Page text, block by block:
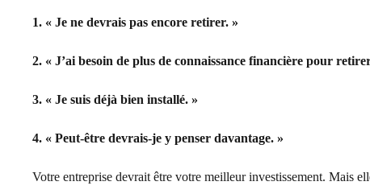
1. « Je ne devrais pas encore retirer. »
2. « J’ai besoin de plus de connaissance financière pour
3. « Je suis déjà bien installé. »
4. « Peut-être devrais-je y penser davantage. »
Votre entreprise devrait être votre meilleur investissement. Mais